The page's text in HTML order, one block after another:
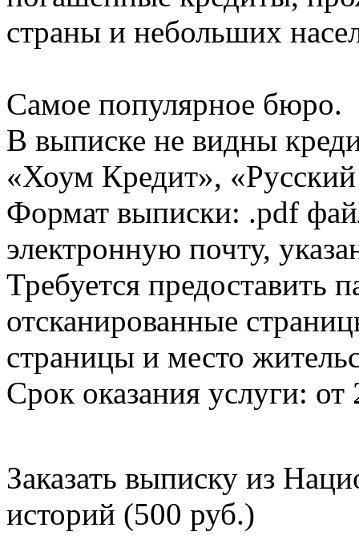
страны и небольших
Самое популярное бюро.
В выписке не видны
«Хоум Кредит»,
Формат выписки: .pdf
электронную почту,
Требуется предоставить
отсканированные
страницы и место
Срок оказания услуги: от
Заказать выписку из
историй (500 руб.)